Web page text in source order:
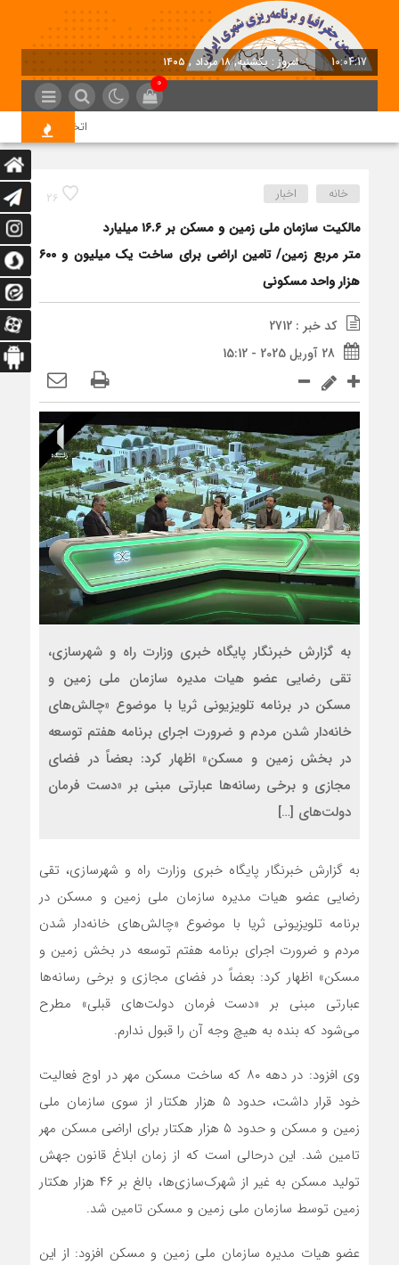
10:04:17 امروز : یکشنبه, ۱۸ مرداد , ۱۴۰۵
0
اتخاذ تصمیمات
26 خانه اخبار
مالکیت سازمان ملی زمین و مسکن بر ۱۶.۶ میلیارد
متر مربع زمین/ تامین اراضی برای ساخت یک میلیون و ۶۰۰
هزار واحد مسکونی
کد خبر : 2712
28 آوریل 2025 - 15:12
به گزارش خبرنگار پایگاه خبری وزارت راه و شهرسازی،
تقی رضایی عضو هیات مدیره سازمان ملی زمین و
مسکن در برنامه تلویزیونی ثریا با موضوع «چالش‌های
خانه‌دار شدن مردم و ضرورت اجرای برنامه هفتم توسعه
در بخش زمین و مسکن» اظهار کرد: بعضاً در فضای
مجازی و برخی رسانه‌ها عبارتی مبنی بر «دست فرمان
دولت‌های […]
به گزارش خبرنگار پایگاه خبری وزارت راه و شهرسازی، تقی
رضایی عضو هیات مدیره سازمان ملی زمین و مسکن در
برنامه تلویزیونی ثریا با موضوع «چالش‌های خانه‌دار شدن
مردم و ضرورت اجرای برنامه هفتم توسعه در بخش زمین و
مسکن» اظهار کرد: بعضاً در فضای مجازی و برخی رسانه‌ها
عبارتی مبنی بر «دست فرمان دولت‌های قبلی» مطرح
می‌شود که بنده به هیچ وجه آن را قبول ندارم.
وی افزود: در دهه ۸۰ که ساخت مسکن مهر در اوج فعالیت
خود قرار داشت، حدود ۵ هزار هکتار از سوی سازمان ملی
زمین و مسکن و حدود ۵ هزار هکتار برای اراضی مسکن مهر
تامین شد. این درحالی است که از زمان ابلاغ قانون جهش
تولید مسکن به غیر از شهرک‌سازی‌ها، بالغ بر ۴۶ هزار هکتار
زمین توسط سازمان ملی زمین و مسکن تامین شد.
عضو هیات مدیره سازمان ملی زمین و مسکن افزود: از این